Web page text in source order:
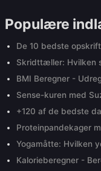
Populære
De 10 bedste
Skridttæller: Hvilken
BMI Beregner -
Sense-kuren med
+120 af de bedste
Proteinpandekager
Yogamåtte: Hvilken
Kalorieberegner -